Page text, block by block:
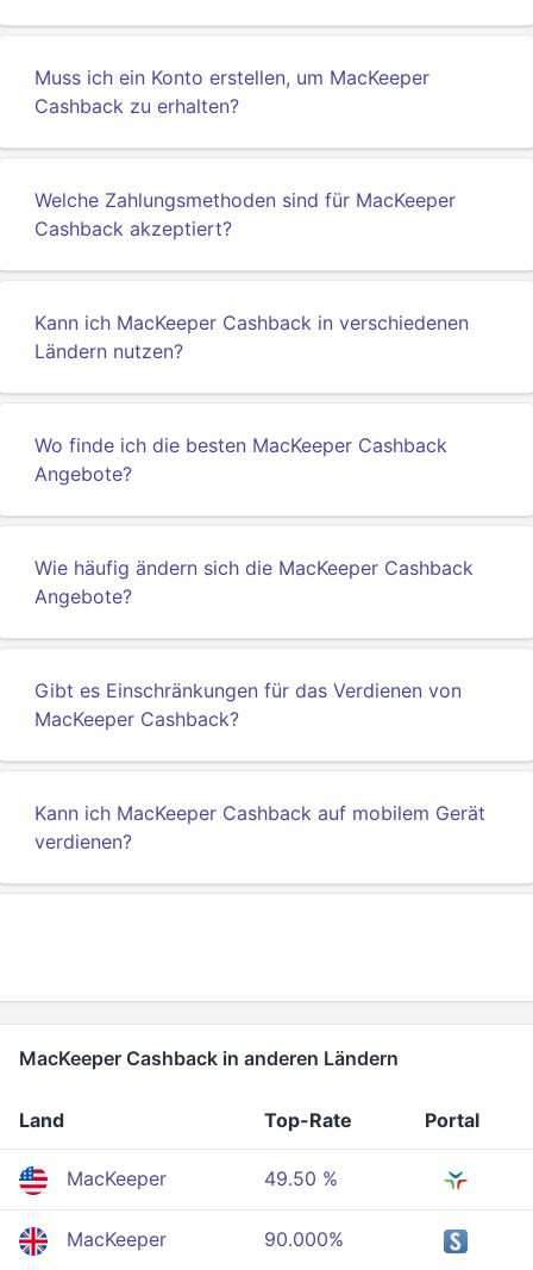
Muss ich ein Konto erstellen, um MacKeeper
Cashback zu erhalten?
Welche Zahlungsmethoden sind für MacKeeper
Cashback akzeptiert?
Kann ich MacKeeper Cashback in verschiedenen
Ländern nutzen?
Wo finde ich die besten MacKeeper Cashback
Angebote?
Wie häufig ändern sich die MacKeeper Cashback
Angebote?
Gibt es Einschränkungen für das Verdienen von
MacKeeper Cashback?
Kann ich MacKeeper Cashback auf mobilem Gerät
verdienen?
MacKeeper Cashback in anderen Ländern
Land Top-Rate Portal
MacKeeper 49.50 %
MacKeeper 90.000%